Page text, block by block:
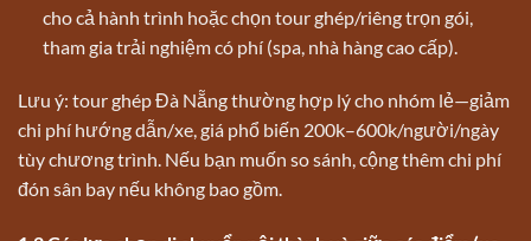
cho cả hành trình hoặc chọn tour ghép/riêng trọn gói,
tham gia trải nghiệm có phí (spa, nhà hàng cao cấp).
Lưu ý: tour ghép Đà Nẵng thường hợp lý cho nhóm lẻ—giảm
chi phí hướng dẫn/xe, giá phổ biến 200k–600k/người/ngày
tùy chương trình. Nếu bạn muốn so sánh, cộng thêm chi phí
đón sân bay nếu không bao gồm.